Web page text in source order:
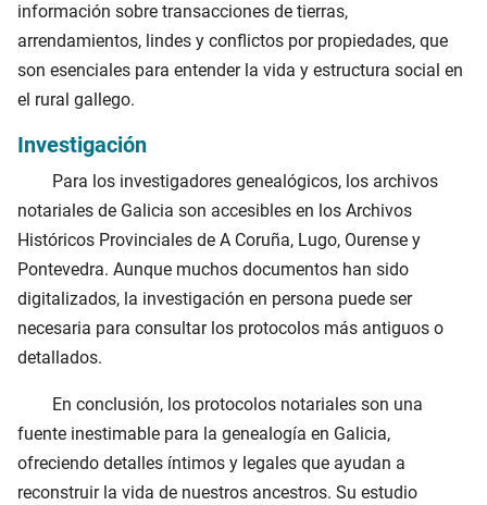
información sobre transacciones de tierras,
arrendamientos, lindes y conflictos por propiedades, que
son esenciales para entender la vida y estructura social en
el rural gallego.
Investigación
Para los investigadores genealógicos, los archivos
notariales de Galicia son accesibles en los Archivos
Históricos Provinciales de A Coruña, Lugo, Ourense y
Pontevedra. Aunque muchos documentos han sido
digitalizados, la investigación en persona puede ser
necesaria para consultar los protocolos más antiguos o
detallados.
En conclusión, los protocolos notariales son una
fuente inestimable para la genealogía en Galicia,
ofreciendo detalles íntimos y legales que ayudan a
reconstruir la vida de nuestros ancestros. Su estudio